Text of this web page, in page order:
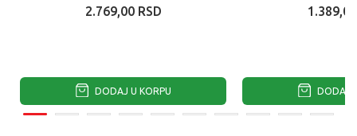
2.769,00 RSD
DODAJ U KORPU
1.389,00
DODAJ